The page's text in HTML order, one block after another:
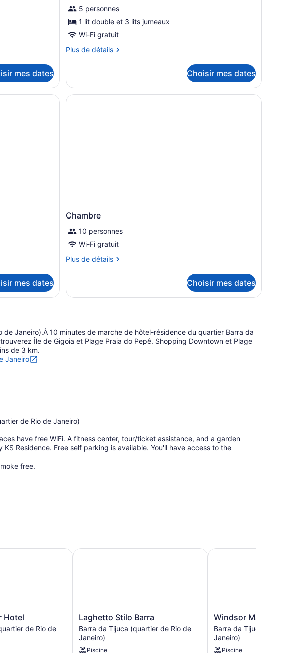
mes dates
pour
ce
type
chambre :
5 personnes
1 lit double et 3 lits jumeaux
Wi-Fi gratuit
Plus de détails
Plus
Appartement
Choisir mes dates
mes dates
Chambre
10 personnes
Wi-Fi gratuit
Plus de détails
Plus
Chambre
Choisir mes dates
de Janeiro).À 10 minutes de marche de hôtel-résidence du quartier Barra da
Île de Gigoia et Plage Praia do Pepê. Shopping Downtown et Plage
de 3 km.
Janeiro
de Rio de Janeiro)
have free WiFi. A fitness center, tour/ticket assistance, and a garden
Residence. Free self parking is available. You'll have access to the
free.
Hotel
de Rio de
Laghetto
Stilo
Barra
Barra
Laghetto Stilo Barra
Barra da Tijuca (quartier de Rio de
Janeiro)
Piscine
Laghetto Stilo Barra
Windsor
Marapendi
Barra
da
Windsor Marapendi
Barra da Tijuca (quartier
Janeiro)
Piscine
Windsor Marapendi